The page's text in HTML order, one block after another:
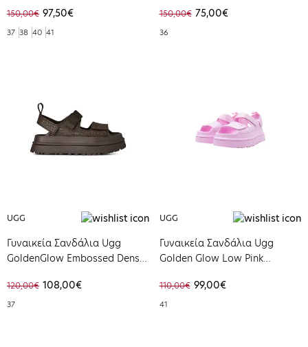
150,00€ 97,50€
37 38 40 41
150,00€ 75,00€
36
UGG
Γυναικεία Σανδάλια Ugg
GoldenGlow Embossed Dense
120,00€ 108,00€
37
UGG
Γυναικεία Σανδάλια Ugg
Golden Glow Low Pink
110,00€ 99,00€
41